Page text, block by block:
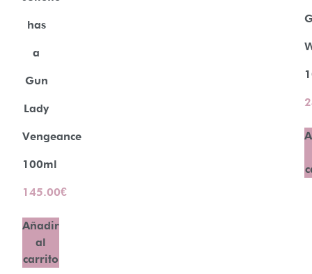
has
a
Gun
Lady
Vengeance
100ml
145.00€
Añadir
al
carrito